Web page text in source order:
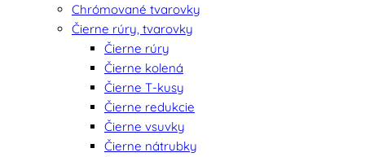
Chrómované tvarovky
Čierne rúry, tvarovky
Čierne rúry
Čierne kolená
Čierne T-kusy
Čierne redukcie
Čierne vsuvky
Čierne nátrubky